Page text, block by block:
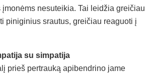
įmonėms nesuteikia. Tai leidžia greičiau
piniginius srautus, greičiau reaguoti į
su simpatija
prieš pertrauką apibendrino jame